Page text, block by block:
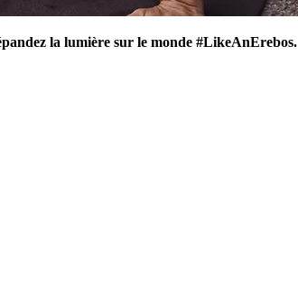
la lumière sur le monde #LikeAnErebos.